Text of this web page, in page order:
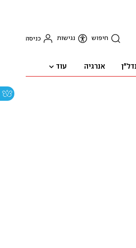
חיפוש נגישות כניסה
נדל"ן אנרגיה עוד